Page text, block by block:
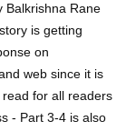
Balkrishna Rane
is getting
on
web since it is
for all readers
- Part 3-4 is also